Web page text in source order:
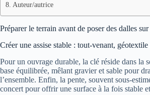
Auteur/autrice
Préparer le terrain avant de poser des dalles sur
Créer une assise stable : tout-venant, géotextile
Pour un ouvrage durable, la clé réside dans la
base équilibrée, mêlant gravier et sable pour
l’ensemble. Enfin, la pente, souvent sous-
concert pour offrir une surface à la fois stable